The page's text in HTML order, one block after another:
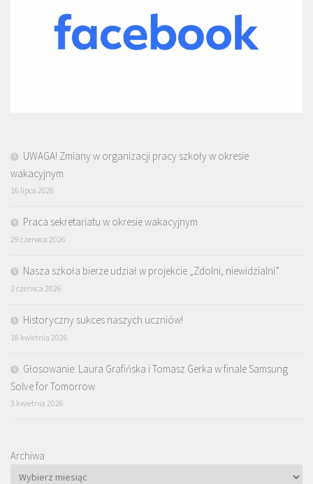
UWAGA! Zmiany w organizacji pracy szkoły w okresie
wakacyjnym
16 lipca 2026
Praca sekretariatu w okresie wakacyjnym
29 czerwca 2026
Nasza szkoła bierze udział w projekcie „Zdolni, niewidzialni”
2 czerwca 2026
Historyczny sukces naszych uczniów!
18 kwietnia 2026
Głosowanie: Laura Grafińska i Tomasz Gerka w finale Samsung
Solve for Tomorrow
3 kwietnia 2026
Archiwa